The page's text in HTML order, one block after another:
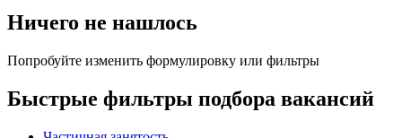
Ничего не нашлось
Попробуйте изменить формулировку или фильтры
Быстрые фильтры подбора вакансий